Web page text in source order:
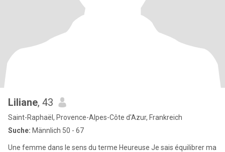
Liliane, 43
Saint-Raphaël, Provence-Alpes-Côte d'Azur, Frankreich
Suche: Männlich 50 - 67
Une femme dans le sens du terme Heureuse Je sais équilibrer ma